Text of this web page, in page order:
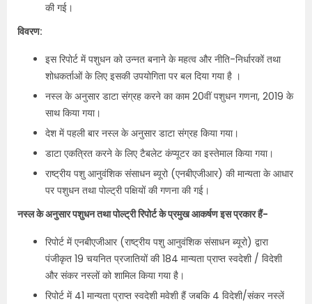
की गई।
विवरण:
इस रिपोर्ट में पशुधन को उन्नत बनाने के महत्व और नीति-निर्धारकों तथा
शोधकर्ताओं के लिए इसकी उपयोगिता पर बल दिया गया है ।
नस्ल के अनुसार डाटा संग्रह करने का काम 20वीं पशुधन गणना, 2019 के
साथ किया गया।
देश में पहली बार नस्ल के अनुसार डाटा संग्रह किया गया।
डाटा एकत्रित करने के लिए टैबलेट कंप्यूटर का इस्तेमाल किया गया।
राष्ट्रीय पशु आनुवंशिक संसाधन ब्यूरो (एनबीएजीआर) की मान्यता के आधार
पर पशुधन तथा पोल्ट्री पक्षियों की गणना की गई।
नस्ल के अनुसार पशुधन तथा पोल्ट्री रिपोर्ट के प्रमुख आकर्षण इस प्रकार हैं-
रिपोर्ट में एनबीएजीआर (राष्ट्रीय पशु आनुवंशिक संसाधन ब्यूरो) द्वारा
पंजीकृत 19 चयनित प्रजातियों की 184 मान्यता प्राप्त स्वदेशी / विदेशी
और संकर नस्लों को शामिल किया गया है।
रिपोर्ट में 41 मान्यता प्राप्त स्वदेशी मवेशी हैं जबकि 4 विदेशी/संकर नस्लें